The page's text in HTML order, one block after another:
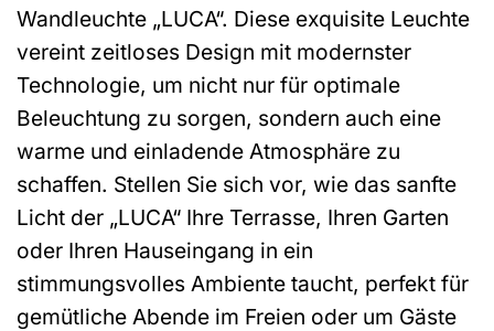
Wandleuchte „LUCA“. Diese exquisite Leuchte
vereint zeitloses Design mit modernster
Technologie, um nicht nur für optimale
Beleuchtung zu sorgen, sondern auch eine
warme und einladende Atmosphäre zu
schaffen. Stellen Sie sich vor, wie das sanfte
Licht der „LUCA“ Ihre Terrasse, Ihren Garten
oder Ihren Hauseingang in ein
stimmungsvolles Ambiente taucht, perfekt für
gemütliche Abende im Freien oder um Gäste